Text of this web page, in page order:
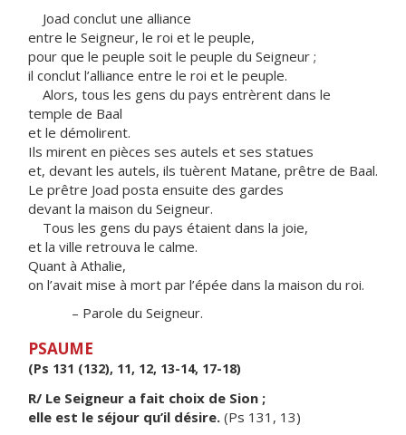
Joad conclut une alliance
entre le Seigneur, le roi et le peuple,
pour que le peuple soit le peuple du Seigneur ;
il conclut l’alliance entre le roi et le peuple.
Alors, tous les gens du pays entrèrent dans le
temple de Baal
et le démolirent.
Ils mirent en pièces ses autels et ses statues
et, devant les autels, ils tuèrent Matane, prêtre de Baal.
Le prêtre Joad posta ensuite des gardes
devant la maison du Seigneur.
Tous les gens du pays étaient dans la joie,
et la ville retrouva le calme.
Quant à Athalie,
on l’avait mise à mort par l’épée dans la maison du roi.
– Parole du Seigneur.
PSAUME
(Ps 131 (132), 11, 12, 13-14, 17-18)
R/ Le Seigneur a fait choix de Sion ;
elle est le séjour qu’il désire. (Ps 131, 13)